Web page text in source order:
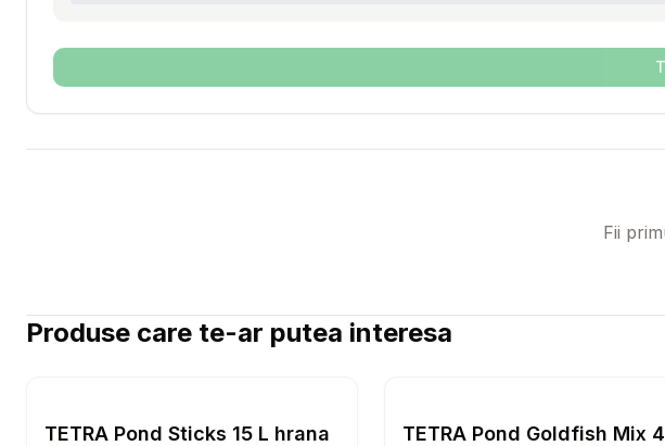
Fii
Produse care te-ar putea interesa
Hrana Pesti
TETRA Pond Sticks 15 L hrana
Hrana
TETRA Pond Goldfish Mix